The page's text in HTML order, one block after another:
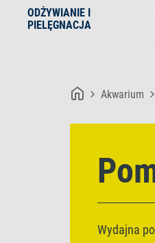
ODŻYWIANIE I
PIELĘGNACJA
Akwarium
Wydajna